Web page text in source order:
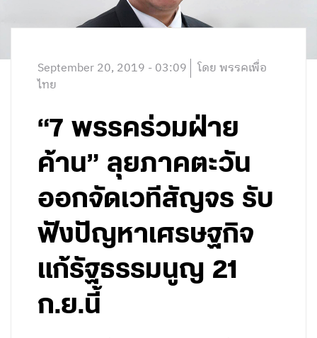
September 20, 2019 - 03:09 โดย พรรคเพื่อ
ไทย
“7 พรรคร่วมฝ่าย
ค้าน” ลุยภาคตะวัน
ออกจัดเวทีสัญจร รับ
ฟังปัญหาเศรษฐกิจ
แก้รัฐธรรมนูญ 21
ก.ย.นี้